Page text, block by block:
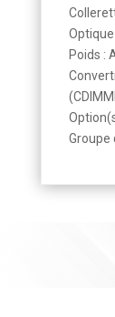
Poids :
Groupe